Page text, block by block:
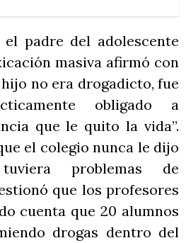
el padre del adolescente
masiva afirmó con
no era drogadicto, fue
obligado a
que le quito la vida”.
el colegio nunca le dijo
problemas de
que los profesores
cuenta que 20 alumnos
drogas dentro del